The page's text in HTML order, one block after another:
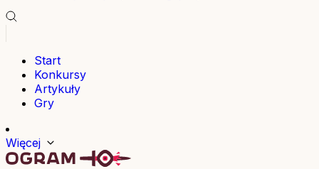
Start
Konkursy
Artykuły
Gry
Więcej